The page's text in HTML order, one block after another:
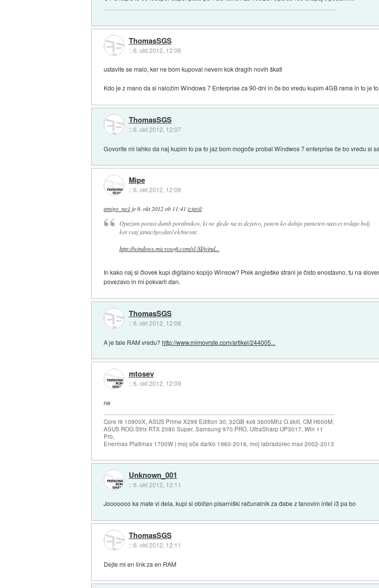
ThomasSGS
::6. okt 2012, 12:06
ustavite se malo, ker ne bom kupoval nevem kok dragih novih škatl
Kdo je z mano da si naložim Windows 7 Enterprise za 90-dni in če bo vredu kupim 4GB rama in to je
ThomasSGS
::6. okt 2012, 12:07
Govorite mi lahko da naj kupim to pa to jaz bom mogoče probal Windwos 7 enterprise če bo vredu si
Mipe
::6. okt 2012, 12:08
amigo_no1 je6. okt 2012 ob 11:41 izjavil:
Opažam porast dumb porabnikov, ki ne glede na to dejstvo, potem ko dobijo pameten nasvet trolajo bolj
kot vsaj janac/gozdarček/mesar.
http://windows.microsoft.com/sl-SI/wind...
In kako naj si človek kupi digitalno kopijo Winsow? Prek angleške strani je čisto enostavno, tu na
povezavo in mi pokvaril dan.
ThomasSGS
::6. okt 2012, 12:08
A je tale RAM vredu?http://www.mimovrste.com/artikel/244005...
mtosev
::6. okt 2012, 12:09
ne
Core i9 10900X, ASUS Prime X299 Edition 30, 32GB 4x8 3600Mhz G.skill, CM H500M,
ASUS ROG Strix RTX 2080 Super, Samsung 970 PRO, UltraSharp UP3017, Win 11
Pro,
Enermax Platimax 1700W | moj oče darko 1960-2016, moj labradorec max 2002-2013
Unknown_001
::6. okt 2012, 12:11
Jooooooo ka mate vi dela, kupi si običen pisarniški računalnik za đabe z tanovim intel i3 pa bo
ThomasSGS
::6. okt 2012, 12:11
Dejte mi en link za en RAM